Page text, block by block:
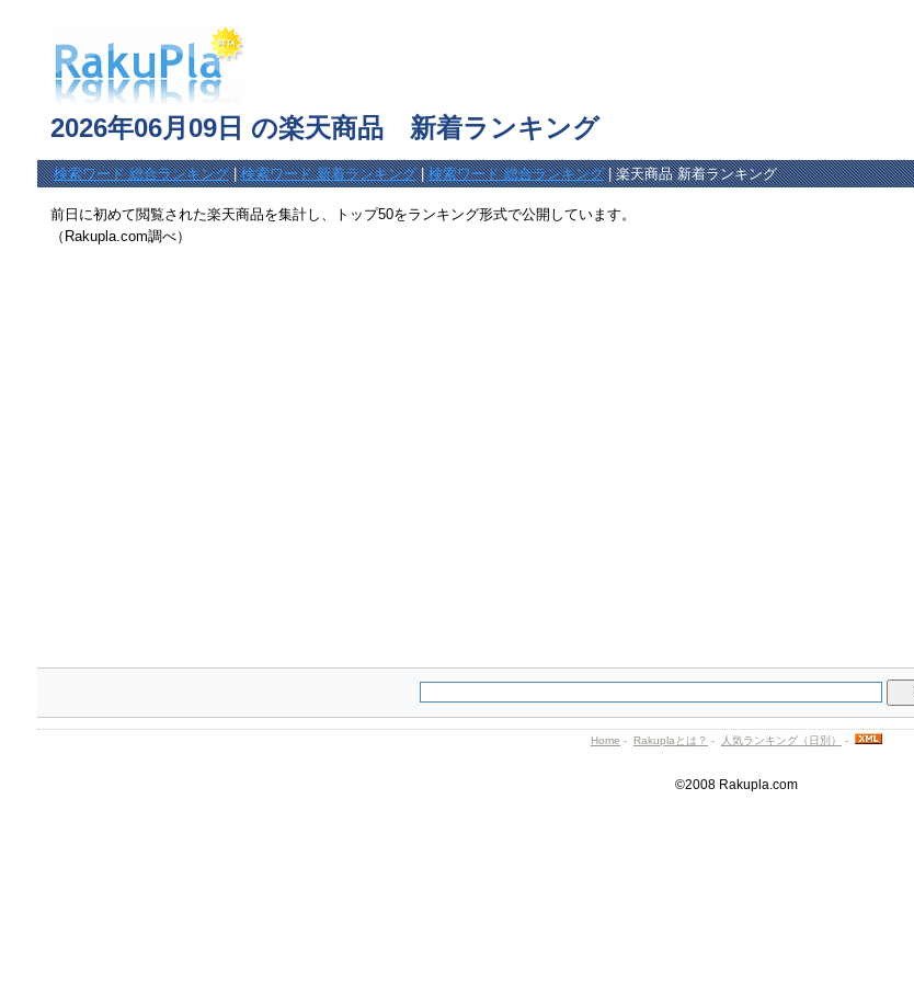
2026年06月09日 の楽天商品 新着ランキング
検索ワード 総合ランキング|検索ワード 新着ランキング|検索ワード 総合ランキング| 楽天商品 新着ランキング
前日に初めて閲覧された楽天商品を集計し、トップ50をランキング形式で公開しています。
（Rakupla.com調べ）
Home - Rakuplaとは？ - 人気ランキング（日別） -
©2008 Rakupla.com